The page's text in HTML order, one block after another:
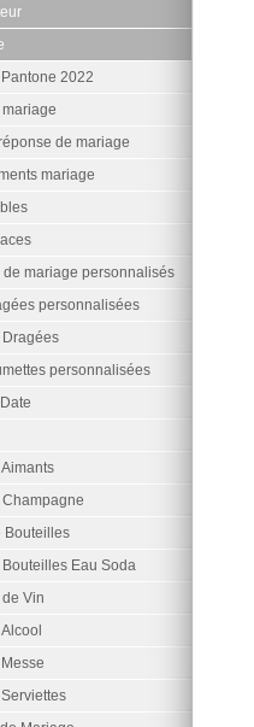
2022
de mariage
mariage
de mariage personnalisés
personnalisées
Dragées
personnalisées
Champagne
Bouteilles
Bouteilles Eau Soda
Vin